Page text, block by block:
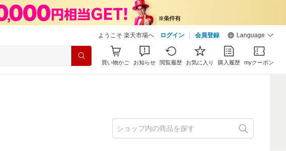
ようこそ 楽天市場へ ログイン 会員登録 Language
買い物かご お知らせ 閲覧履歴 お気に入り 購入履歴 myクーポン